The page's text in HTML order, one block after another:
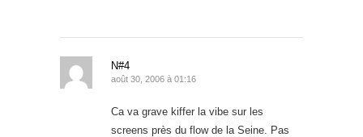
N#4
août 30, 2006 à 01:16
Ca va grave kiffer la vibe sur les
screens près du flow de la Seine. Pas